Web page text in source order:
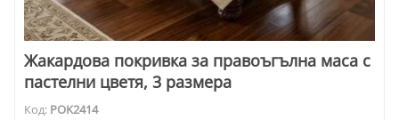
Жакардова покривка за правоъгълна маса с
пастелни цветя, 3 размера
Код: POK2414